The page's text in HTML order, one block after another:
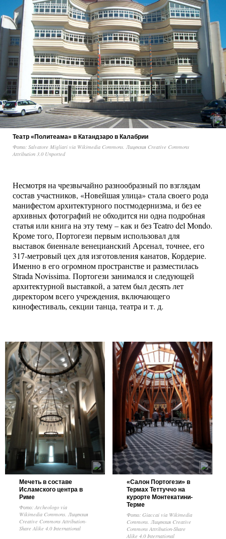
Театр «Политеама» в Катандзаро в Калабрии
Фото: Salvatore Migliari via Wikimedia Commons. Лицензия Creative Commons
Attribution 3.0 Unported
Несмотря на чрезвычайно разнообразный по взглядам
состав участников, «Новейшая улица» стала своего рода
манифестом архитектурного постмодернизма, и без ее
архивных фотографий не обходится ни одна подробная
статья или книга на эту тему – как и без Teatro del Mondo.
Кроме того, Портогези первым использовал для
выставок биеннале венецианский Арсенал, точнее, его
317-метровый цех для изготовления канатов, Кордерие.
Именно в его огромном пространстве и разместилась
Strada Novissima. Портогези занимался и следующей
архитектурной выставкой, а затем был десять лет
директором всего учреждения, включающего
кинофестиваль, секции танца, театра и т. д.
Мечеть в составе
Исламского центра в
Риме
Фото: Archeologo via
Wikimedia Commons. Лицензия
Creative Commons Attribution-
Share Alike 4.0 International
«Салон Портогези» в
Термах Теттуччо на
курорте Монтекатини-
Терме
Фото: Giaccai via Wikimedia
Commons. Лицензия Creative
Commons Attribution-Share
Alike 4.0 International